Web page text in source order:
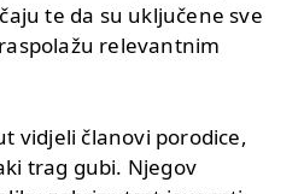
te da su uključene sve
relevantnim
vidjeli članovi porodice,
trag gubi. Njegov